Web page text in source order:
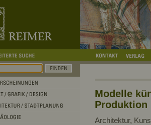
Modelle
Produktion
Architektur,